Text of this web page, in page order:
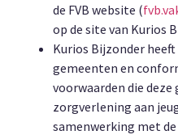
de FVB website (
op de site van Kurios
Kurios Bijzonder
gemeenten en
voorwaarden die
zorgverlening aan
samenwerking met de